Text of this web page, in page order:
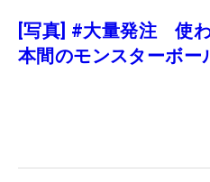
[写真] #大量発注 使
本間のモンスターボー